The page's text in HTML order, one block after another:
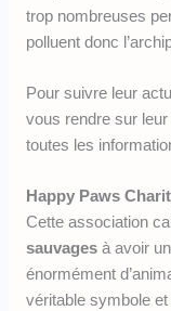
trop nombreuses
polluent donc
Pour suivre leur
vous rendre sur
toutes les
Happy Paws
Cette association
sauvages à avoir
énormément
véritable symbole